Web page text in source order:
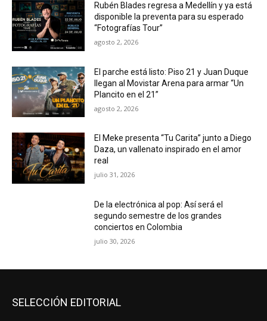
Rubén Blades regresa a Medellín y ya está
disponible la preventa para su esperado
“Fotografías Tour”
agosto 2, 2026
El parche está listo: Piso 21 y Juan Duque
llegan al Movistar Arena para armar “Un
Plancito en el 21”
agosto 2, 2026
El Meke presenta “Tu Carita” junto a Diego
Daza, un vallenato inspirado en el amor
real
julio 31, 2026
De la electrónica al pop: Así será el
segundo semestre de los grandes
conciertos en Colombia
julio 30, 2026
SELECCIÓN EDITORIAL